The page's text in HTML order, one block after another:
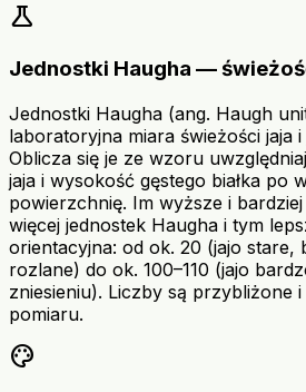
science
Jednostki Haugha —
Jednostki Haugha (ang. Haugh
laboratoryjna miara świeżości jaja i
Oblicza się je ze wzoru
jaja i wysokość gęstego białka po
powierzchnię. Im wyższe i
więcej jednostek Haugha i tym
orientacyjna: od ok. 20 (jajo stare,
rozlane) do ok. 100–110 (jajo
zniesieniu). Liczby są przybliżone
pomiaru.
palette